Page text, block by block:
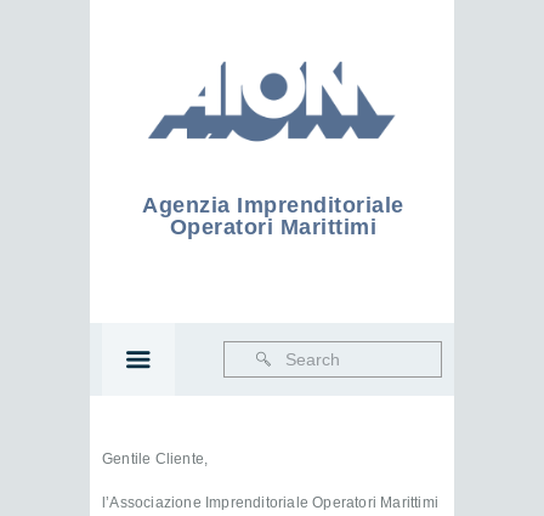
Agenzia Imprenditoriale
Operatori Marittimi
Gentile Cliente,
l’Associazione Imprenditoriale Operatori Marittimi